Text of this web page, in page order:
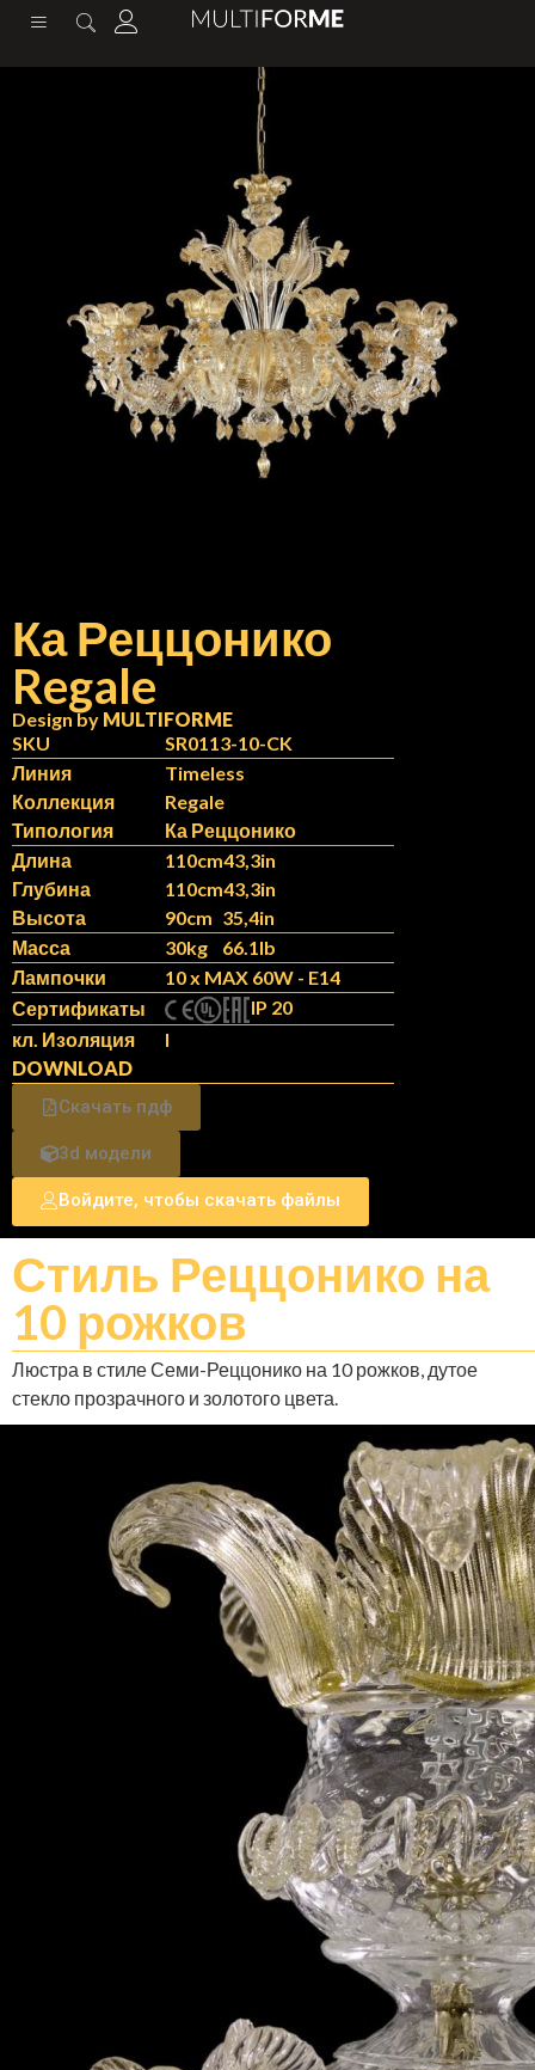
содержимому
IT
Regale
Design by MULTIFORME
Ка Реццонико
SKU
SR0113-10-CK
Линия
Timeless
Коллекция
Regale
Типология
Ка Реццонико
Длина
110cm43,3in
Глубина
110cm43,3in
Высота
90cm 35,4in
Масса
30kg
66.1lb
Лампочки
10 x MAX 60W - E14
Сертификаты
IP 20
кл. Изоляция
I
DOWNLOAD
Скачать пдф
3d модели
Войдите, чтобы скачать файлы
Стиль Реццонико на
10 рожков
Люстра в стиле Семи-Реццонико на 10 рожков, дутое
стекло прозрачного и золотого цвета.